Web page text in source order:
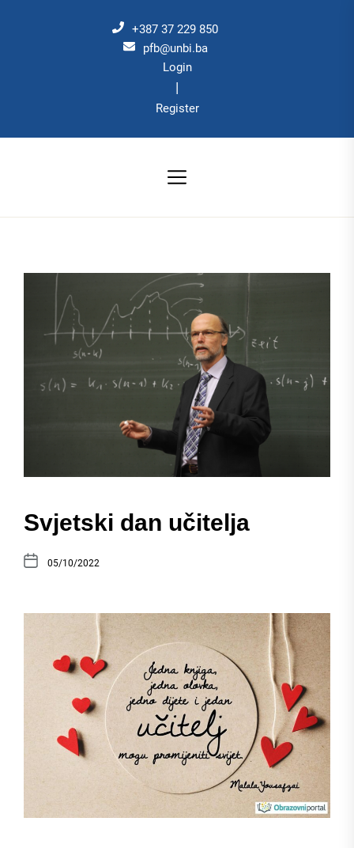
+387 37 229 850
pfb@unbi.ba
Login
|
Register
Svjetski dan učitelja
05/10/2022